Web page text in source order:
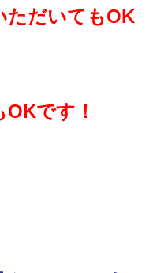
ただいてもOK
です！